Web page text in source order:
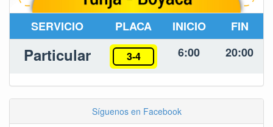
SERVICIO PLACA INICIO FIN
Particular 3-4 6:00 20:00
Síguenos en Facebook